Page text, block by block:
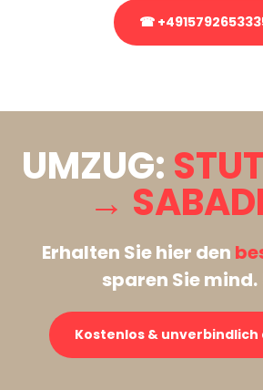
☎
UMZUG:
→
Erhalten Sie hier den
sparen Sie
Kostenlos &